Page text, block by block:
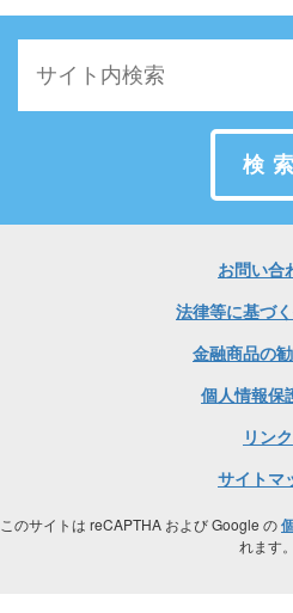
検索
お問い合
法律等に基づ
金融商品の
個人情報保
リンク
サイトマ
このサイトは reCAPTHA および Google の
れます。